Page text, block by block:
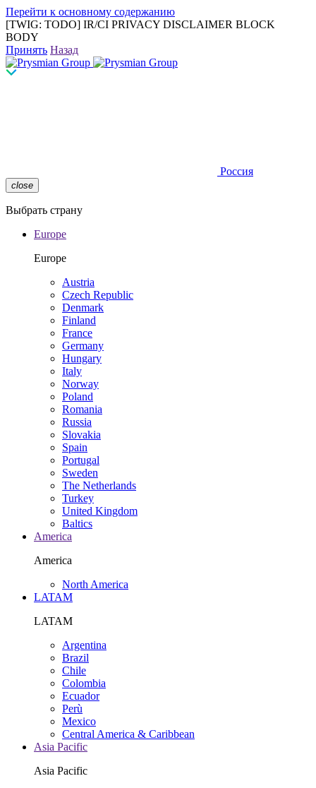
Перейти к основному содержанию
[TWIG: TODO] IR/CI PRIVACY DISCLAIMER BLOCK
BODY
Принять Назад
Россия
close
Выбрать страну
Europe
Europe
Austria
Czech Republic
Denmark
Finland
France
Germany
Hungary
Italy
Norway
Poland
Romania
Russia
Slovakia
Spain
Portugal
Sweden
The Netherlands
Turkey
United Kingdom
Baltics
America
America
North America
LATAM
LATAM
Argentina
Brazil
Chile
Colombia
Ecuador
Perù
Mexico
Central America & Caribbean
Asia Pacific
Asia Pacific